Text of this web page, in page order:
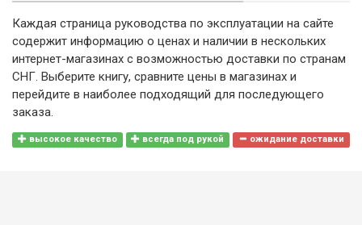
Каждая страница руководства по эксплуатации на сайте
содержит информацию о ценах и наличии в нескольких
интернет-магазинах с возможностью доставки по странам
СНГ. Выберите книгу, сравните цены в магазинах и
перейдите в наиболее подходящий для последующего
заказа.
высокое качество всегда под рукой ожидание доставки